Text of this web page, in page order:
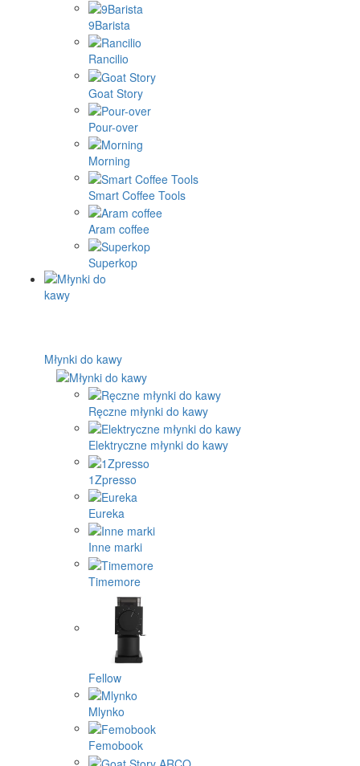
9Barista
Rancilio
Goat Story
Pour-over
Morning
Smart Coffee Tools
Aram coffee
Superkop
Młynki do kawy
Ręczne młynki do kawy
Elektryczne młynki do kawy
1Zpresso
Eureka
Inne marki
Timemore
Fellow
Mlynko
Femobook